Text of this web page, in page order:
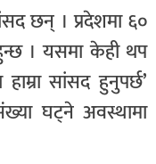
छन् । प्रदेशमा ६०
। यसमा केही थप
सांसद हुनुपर्छ’
घट्ने अवस्थामा